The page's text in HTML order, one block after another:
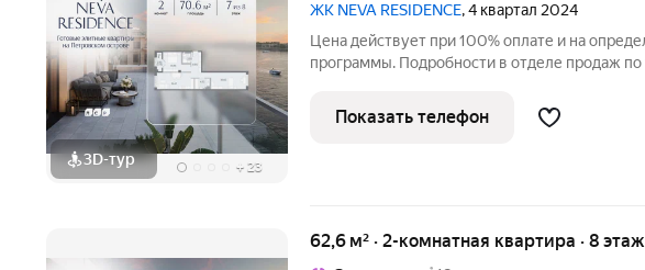
3D-тур + 23
ЖК NEVA RESIDENCE, 4 квартал 2024
Цена действует при 100% оплате и на
программы. Подробности в отделе продаж по телефону.
этаже. Общая площадь составляет 70.60 кв. м.
отделки. Жилой комплекс
Показать телефон
62,6 м² · 2-комнатная квартира · 8